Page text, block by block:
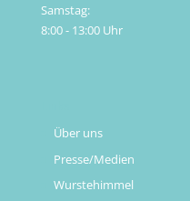
Samstag:
8:00 - 13:00 Uhr
Über uns
Presse/Medien
Wurstehimmel